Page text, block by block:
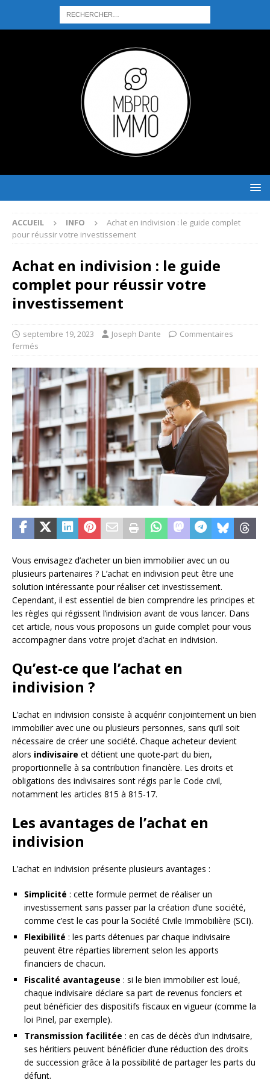
ACCUEIL INFO
Achat en indivision : le guide complet
pour réussir votre investissement
Achat en indivision : le guide
complet pour réussir votre
investissement
septembre 19, 2023 Joseph Dante
Commentaires
fermés
Vous envisagez d’acheter un bien immobilier avec un ou
plusieurs partenaires ? L’achat en indivision peut être une
solution intéressante pour réaliser cet investissement.
Cependant, il est essentiel de bien comprendre les principes et
les règles qui régissent l’indivision avant de vous lancer. Dans
cet article, nous vous proposons un guide complet pour vous
accompagner dans votre projet d’achat en indivision.
Qu’est-ce que l’achat en
indivision ?
L’achat en indivision consiste à acquérir conjointement un bien
immobilier avec une ou plusieurs personnes, sans qu’il soit
nécessaire de créer une société. Chaque acheteur devient
alors indivisaire et détient une quote-part du bien,
proportionnelle à sa contribution financière. Les droits et
obligations des indivisaires sont régis par le Code civil,
notamment les articles 815 à 815-17.
Les avantages de l’achat en
indivision
L’achat en indivision présente plusieurs avantages :
Simplicité : cette formule permet de réaliser un
investissement sans passer par la création d’une société,
comme c’est le cas pour la Société Civile Immobilière (SCI).
Flexibilité : les parts détenues par chaque indivisaire
peuvent être réparties librement selon les apports
financiers de chacun.
Fiscalité avantageuse : si le bien immobilier est loué,
chaque indivisaire déclare sa part de revenus fonciers et
peut bénéficier des dispositifs fiscaux en vigueur (comme la
loi Pinel, par exemple).
Transmission facilitée : en cas de décès d’un indivisaire,
ses héritiers peuvent bénéficier d’une réduction des droits
de succession grâce à la possibilité de partager les parts du
défunt.